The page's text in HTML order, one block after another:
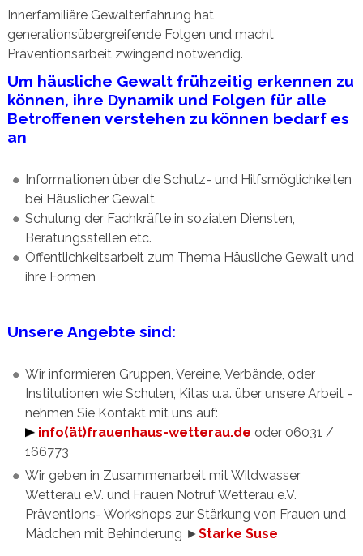
Innerfamiliäre Gewalterfahrung hat
generationsübergreifende Folgen und macht
Präventionsarbeit zwingend notwendig.
Um häusliche Gewalt frühzeitig erkennen zu
können, ihre Dynamik und Folgen für alle
Betroffenen verstehen zu können bedarf es
an
Informationen über die Schutz- und Hilfsmöglichkeiten
bei Häuslicher Gewalt
Schulung der Fachkräfte in sozialen Diensten,
Beratungsstellen etc.
Öffentlichkeitsarbeit zum Thema Häusliche Gewalt und
ihre Formen
Unsere Angebte sind:
Wir informieren Gruppen, Vereine, Verbände, oder
Institutionen wie Schulen, Kitas u.a. über unsere Arbeit -
nehmen Sie Kontakt mit uns auf:
info(ät)frauenhaus-wetterau.de oder 06031 /
166773
Wir geben in Zusammenarbeit mit Wildwasser
Wetterau e.V. und Frauen Notruf Wetterau e.V.
Präventions- Workshops zur Stärkung von Frauen und
Mädchen mit Behinderung ►Starke Suse